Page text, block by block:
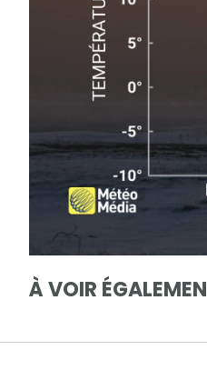
À VOIR